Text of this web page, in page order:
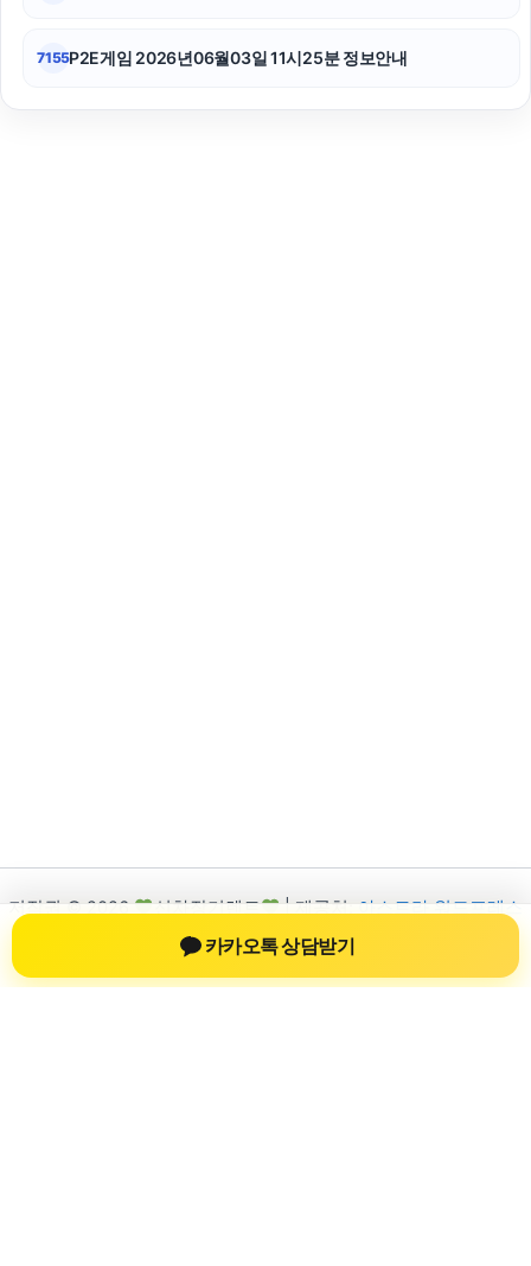
7155P2E게임 2026년06월03일 11시25분 정보안내
저작권 © 2026 신차장기렌트 | 제공처:
아스트라 워드프레스
테마
카카오톡 상담받기